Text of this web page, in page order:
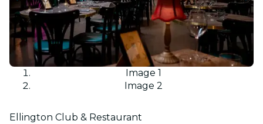
Image 1
Image 2
Ellington Club & Restaurant